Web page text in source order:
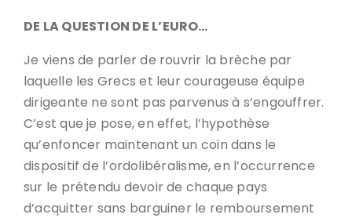
DE LA QUESTION DE L’EURO…
Je viens de parler de rouvrir la brèche par
laquelle les Grecs et leur courageuse équipe
dirigeante ne sont pas parvenus à s’engouffrer.
C’est que je pose, en effet, l’hypothèse
qu’enfoncer maintenant un coin dans le
dispositif de l’ordolibéralisme, en l’occurrence
sur le prétendu devoir de chaque pays
d’acquitter sans barguiner le remboursement